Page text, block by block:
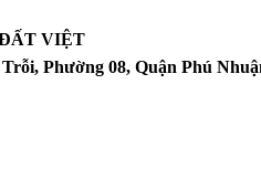
VIỆT
Phường 08, Quận Phú